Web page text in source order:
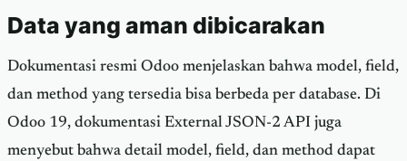
Data yang aman dibicarakan
Dokumentasi resmi Odoo menjelaskan bahwa model, field,
dan method yang tersedia bisa berbeda per database. Di
Odoo 19, dokumentasi External JSON-2 API juga
menyebut bahwa detail model, field, dan method dapat